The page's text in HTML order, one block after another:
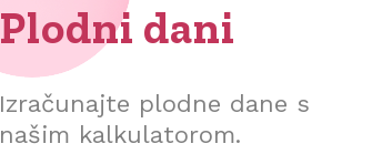
Plodni dani
Izračunajte plodne dane s
našim kalkulatorom.